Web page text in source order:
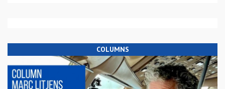
COLUMNS